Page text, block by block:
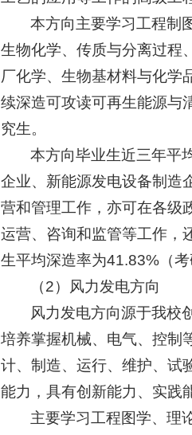
本方向主要学习工程制
生物化学、传质与分离过程
厂化学、生物基材料与化学
续深造可攻读可再生能源与
究生。
本方向毕业生近三年平
企业、新能源发电设备制造
营和管理工作，亦可在各级
运营、咨询和监管等工作，
生平均深造率为41.83%（
（2）风力发电方向
风力发电方向源于我校
培养掌握机械、电气、控制
计、制造、运行、维护、试
能力，具有创新能力、实践
主要学习工程图学、理